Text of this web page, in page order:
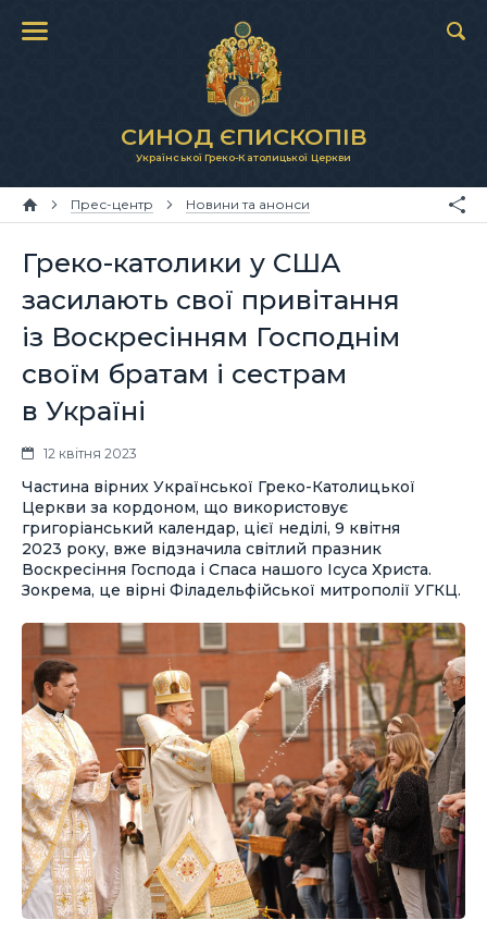
СИНОД ЄПИСКОПІВ
Української Греко-Католицької Церкви
Прес-центр Новини та анонси
Греко-католики у США
засилають свої привітання
із Воскресінням Господнім
своїм братам і сестрам
в Україні
12 квітня 2023
Частина вірних Української Греко-Католицької
Церкви за кордоном, що використовує
григоріанський календар, цієї неділі, 9 квітня
2023 року, вже відзначила світлий празник
Воскресіння Господа і Спаса нашого Ісуса Христа.
Зокрема, це вірні Філадельфійської митрополії УГКЦ.